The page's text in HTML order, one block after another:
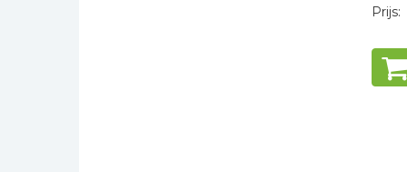
Prijs: